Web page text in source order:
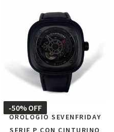
-50% OFF
OROLOGIO SEVENFRIDAY
SERIE P CON CINTURINO